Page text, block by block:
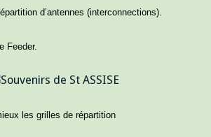
d’antennes (interconnections).
Feeder.
les grilles de répartition